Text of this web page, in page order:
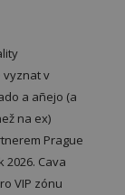
vyznat v
a añejo (a
na ex)
Prague
2026. Cava
VIP zónu